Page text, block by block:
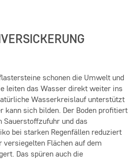
schonen die Umwelt und
leiten das Wasser direkt weiter ins
Wasserkreislauf unterstützt
kann sich bilden. Der Boden profitiert
Sauerstoffzufuhr und das
bei starken Regenfällen reduziert
versiegelten Flächen auf dem
Das spüren auch die